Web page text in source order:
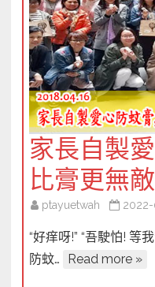
家長自製
比膏更無敵
ptayuetwah
“好痒呀!” “吾駛怕! 等
防蚊…
Read more »